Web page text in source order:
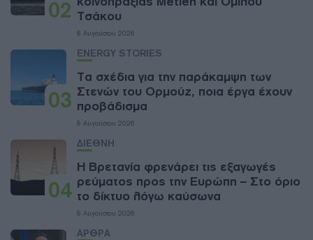
02 Τσάκου
8 Αυγούστου 2026
03
ENERGY STORIES
Τα σχέδια για την παράκαμψη των
Στενών του Ορμούζ, ποια έργα έχουν
προβάδισμα
8 Αυγούστου 2026
04
ΔΙΕΘΝΗ
Η Βρετανία φρενάρει τις εξαγωγές
ρεύματος προς την Ευρώπη – Στο όριο
το δίκτυο λόγω καύσωνα
8 Αυγούστου 2026
ΑΡΘΡΑ